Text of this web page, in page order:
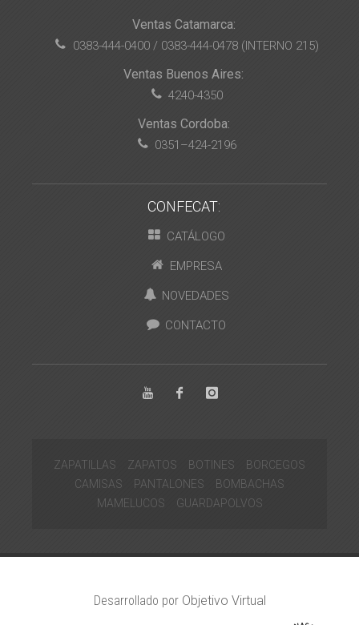
Ventas Catamarca:
0383-444-0400 / 0383-444-0478 (INTERNO 215)
Ventas Buenos Aires:
4240-4350
Ventas Cordoba:
0351–424-2196
CONFECAT:
CATÁLOGO
EMPRESA
NOVEDADES
CONTACTO
ZAPATILLAS ZAPATOS BOTINES
BORCEGOS
CAMISAS
PANTALONES
BOMBACHAS
MAMELUCOS
GUARDAPOLVOS
Desarrollado por Objetivo Virtual